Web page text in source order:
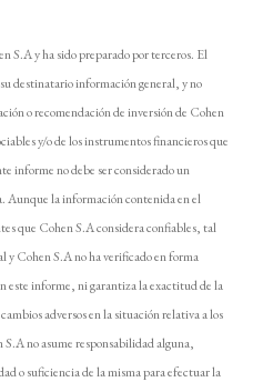
S.A y ha sido preparado por terceros. El
destinatario información general, y no
o recomendación de inversión de Cohen
y/o de los instrumentos financieros que
informe no debe ser considerado un
Aunque la información contenida en el
que Cohen S.A considera confiables, tal
y Cohen S.A no ha verificado en forma
este informe, ni garantiza la exactitud de la
adversos en la situación relativa a los
no asume responsabilidad alguna,
o suficiencia de la misma para efectuar la